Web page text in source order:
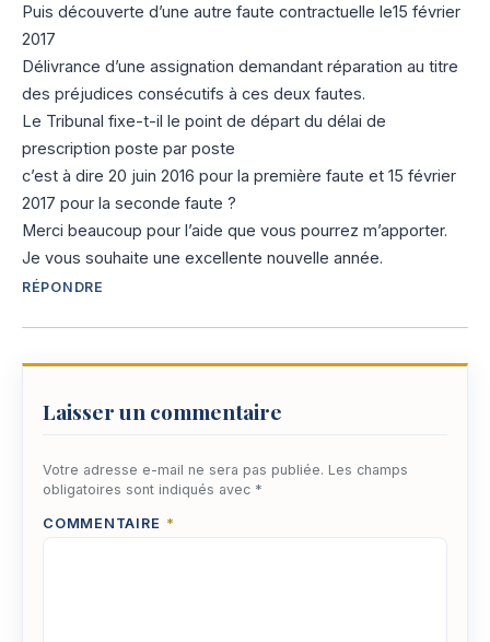
Puis découverte d’une autre faute contractuelle le15 février
2017
Délivrance d’une assignation demandant réparation au titre
des préjudices consécutifs à ces deux fautes.
Le Tribunal fixe-t-il le point de départ du délai de
prescription poste par poste
c’est à dire 20 juin 2016 pour la première faute et 15 février
2017 pour la seconde faute ?
Merci beaucoup pour l’aide que vous pourrez m’apporter.
Je vous souhaite une excellente nouvelle année.
RÉPONDRE
Laisser un commentaire
Votre adresse e-mail ne sera pas publiée. Les champs
obligatoires sont indiqués avec *
COMMENTAIRE *